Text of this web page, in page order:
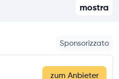
mostra
Sponsorizzato
zum Anbieter